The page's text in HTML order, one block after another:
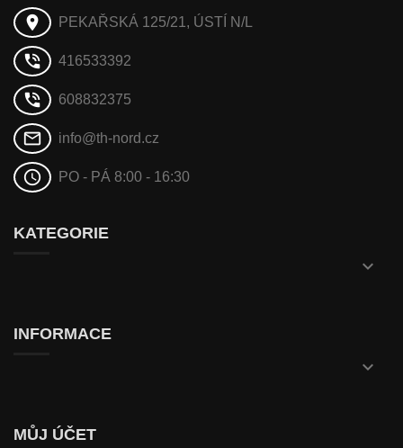
place PEKAŘSKÁ 125/21, ÚSTÍ N/L
phone_in_talk 416533392
phone_in_talk 608832375
mail_outline info@th-nord.cz
schedule PO - PÁ 8:00 - 16:30
KATEGORIE

INFORMACE

MŮJ ÚČET